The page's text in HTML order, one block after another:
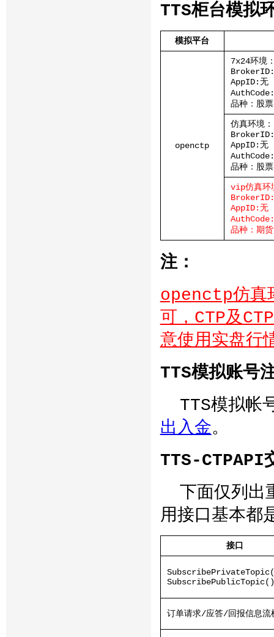
TTS柜台模拟
模拟平台
openctp
7x24环境
AppID:无
品种：股
仿真环境：
AppID:无
品种：股
vip仿真环
AppID:无
品种：期
注：
openctp仿真
可，CTP及
意使用实盘
TTS模拟账号
TTS模拟帐
出入金。
TTS-CTPAPI
下面仅列
用接口基本都
接口
订单请求/应答/回报信息流